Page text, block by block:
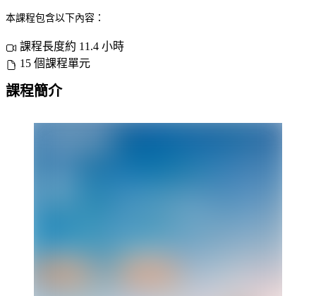
本課程包含以下內容：
課程長度約 11.4 小時
15 個課程單元
課程簡介